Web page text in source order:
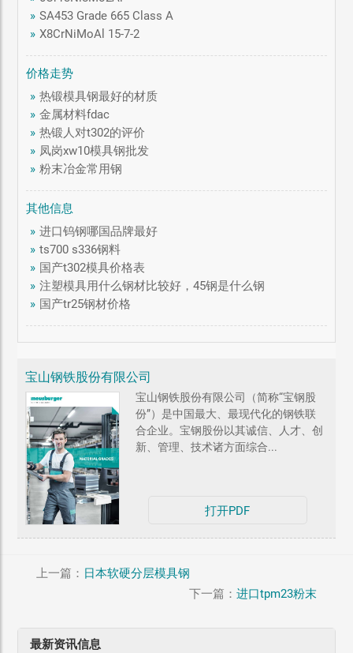
» SA453 Grade 665 Class A
» X8CrNiMoAl 15-7-2
价格走势
» 热锻模具钢最好的材质
» 金属材料fdac
» 热锻人对t302的评价
» 凤岗xw10模具钢批发
» 粉末冶金常用钢
其他信息
» 进口钨钢哪国品牌最好
» ts700 s336钢料
» 国产t302模具价格表
» 注塑模具用什么钢材比较好，45钢是什么钢
» 国产tr25钢材价格
宝山钢铁股份有限公司
宝山钢铁股份有限公司（简称“宝钢股
份”）是中国最大、最现代化的钢铁联
合企业。宝钢股份以其诚信、人才、创
新、管理、技术诸方面综合...
打开PDF
上一篇： 日本软硬分层模具钢
下一篇：进口tpm23粉末
最新资讯信息